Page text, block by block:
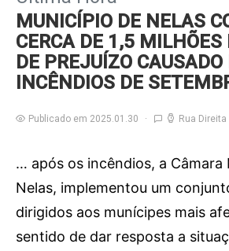
MUNICÍPIO DE NELAS
CERCA DE 1,5 MILHÕES
DE PREJUÍZO CAUSADO
INCÊNDIOS DE
Publicado em 2025.01.30 Rua Direita
… após os incêndios, a Câmara
Nelas, implementou um
dirigidos aos munícipes mais
sentido de dar resposta a